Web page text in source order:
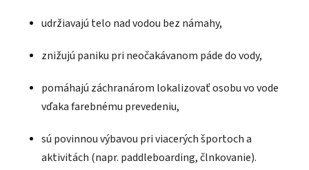
udržiavajú telo nad vodou bez námahy,
znižujú paniku pri neočakávanom páde do vody,
pomáhajú záchranárom lokalizovať osobu vo vode
vďaka farebnému prevedeniu,
sú povinnou výbavou pri viacerých športoch a
aktivitách (napr. paddleboarding, člnkovanie).